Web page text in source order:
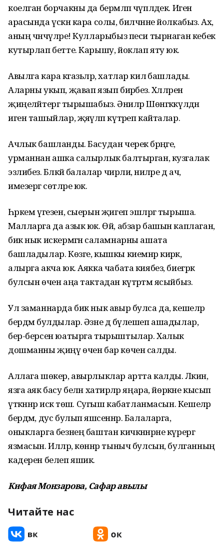
коелган борчакны да берәмләп чүпләдек. Иген
арасында үскән кара солы, билчәнне йолкабыз. Ах,
аның чәнчүләре! Кулларыбыз песи тырнаган кебек
кутырлап бетте. Карышу, йоклап яту юк.
Авылга кара кәгазьләр, хатлар килә башлады.
Аларны укып, җавап язып бирәбез. Хәлләрен
җиңеләйтергә тырышабыз. Әниләр Шөнгәккүлдән
иген ташыйлар, җәяүләп күтәреп кайталар.
Ачлык башланды. Басудан черек бәрәңге,
урманнан ашка салырлык балтырган, кузгалак
эзлибез. Бәләкәй балалар чирли, әниләре дә ач,
имезергә сөтләре юк.
Һәркем үгезен, сыерын җигеп эшләргә тырыша.
Малларга да азык юк. Өй, абзар башын каплаган,
бик нык искермәгән саламнарны ашата
башладылар. Көзге, кышкы киемнәр кирәк, ә
алырга акча юк. Аякка чабата киябез, биегрәк
булсын өчен аңа тактадан күтәртмә ясыйбыз.
Ул заманнарда бик нык авыр булса да, кешеләр
бердәм булдылар. Әзне дә бүлешеп ашадылар,
бер-берсен юатырга тырыштылар. Халык
дошманны җиңү өчен бар көчен салды.
Аллага шөкер, авырлыклар артта калды. Ләкин,
язга аяк басу белән хатирәләр яңара, йөрәкне кысып
үткәннәр искә төшә. Сугыш кабатланмасын. Кешеләр
бердәм, дус булып яшәсеннәр. Балаларга,
оныкларга безнең баштан кичкәннәрне күрергә
язмасын. Илләр, көннәр тыныч булсын, булганның
кадерен белеп яшик.
Кифая Монзарова, Сафар авылы
Читайте нас